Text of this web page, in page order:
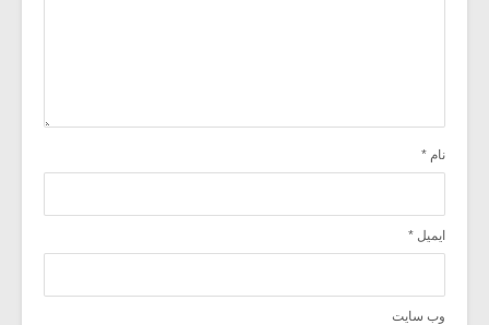
نام *
ایمیل *
وب‌ سایت